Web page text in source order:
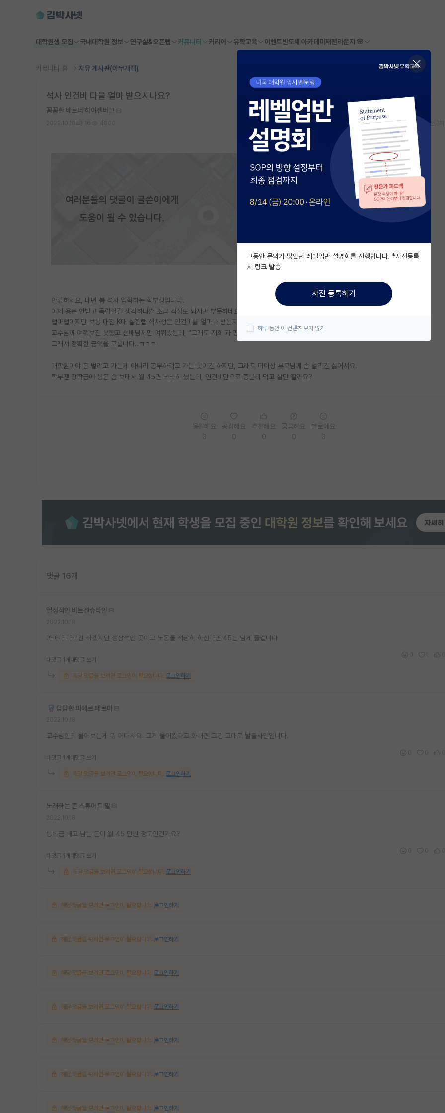
대학원생 모집 국내대학원 정보 연구실&오픈랩 커뮤니티 커리어 유학교육 이벤트반도체 아카데미 재팬라운지 🌸
커뮤니티 홈 자유 게시판(아무개랩)
석사 인건비 다들 얼마 받으시나요?
꼼꼼한 베르너 하이젠버그
스크랩 신고하
안녕하세요, 내년 봄 석사 입학하는 학부생입니다.
이제 용돈 안받고 독립할걸 생각하니깐 조금 걱정도 되지만 뿌듯하네요!
랩바랩이지만 보통 대전 K대 실험랩 석사생은 인건비를 얼마나 받는지 궁금합니다.
교수님께 여쭤보진 못했고 선배님께만 여쭤봤는데, “그래도 저희 과 평균은 더 받아요” 라고 하셨거든요.
그래서 정확한 금액을 모릅니다..ㅋㅋㅋ
대학원이야 돈 벌려고 가는게 아니라 공부하려고 가는 곳이긴 하지만, 그래도 더이상 부모님께 손 벌리긴 싫어서요.
학부땐 장학금에 용돈 좀 보태서 월 45면 넉넉히 썼는데, 인건비만으로 충분히 먹고 살만 할까요?
댓글 16개
열정적인 비트겐슈타인
과마다 다르긴 하겠지만 정상적인 곳이고 노동을 적당히 하신다면 45는 넘게 줄겁니다
대댓글 1개 대댓글 쓰기
해당 댓글을 보려면 로그인이 필요합니다. 로그인하기
답답한 피에르 페르마
교수님한테 물어보는게 뭐 어때서요. 그거 물어봤다고 화내면 그건 그대로 탈출사인입니다.
대댓글 1개 대댓글 쓰기
해당 댓글을 보려면 로그인이 필요합니다. 로그인하기
노래하는 존 스튜어트 밀
등록금 빼고 남는 돈이 월 45 만원 정도인건가요?
대댓글 1개 대댓글 쓰기
해당 댓글을 보려면 로그인이 필요합니다. 로그인하기
해당 댓글을 보려면 로그인이 필요합니다. 로그인하기
해당 댓글을 보려면 로그인이 필요합니다. 로그인하기
해당 댓글을 보려면 로그인이 필요합니다. 로그인하기
해당 댓글을 보려면 로그인이 필요합니다. 로그인하기
해당 댓글을 보려면 로그인이 필요합니다. 로그인하기
해당 댓글을 보려면 로그인이 필요합니다. 로그인하기
해당 댓글을 보려면 로그인이 필요합니다. 로그인하기
그동안 문의가 많았던 레벨업반 설명회를 진행합니다. *사전등록
시 링크 발송
사전 등록하기
하루 동안 이 컨텐츠 보지 않기